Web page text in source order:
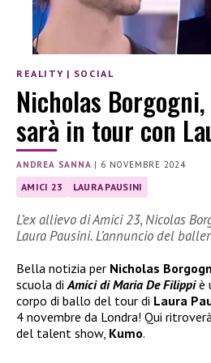
REALITY | SOCIAL
Nicholas
sarà in tour con
ANDREA SANNA | 6 NOVEMBRE 2024
AMICI 23 LAURA PAUSINI
L’ex allievo di Amici 23, Nicolas
Laura Pausini. L’annuncio del
Bella notizia per Nicholas
scuola di Amici di Maria De Filippiè
corpo di ballo del tour di Laura
4 novembre da Londra! Qui
del talent show, Kumo.